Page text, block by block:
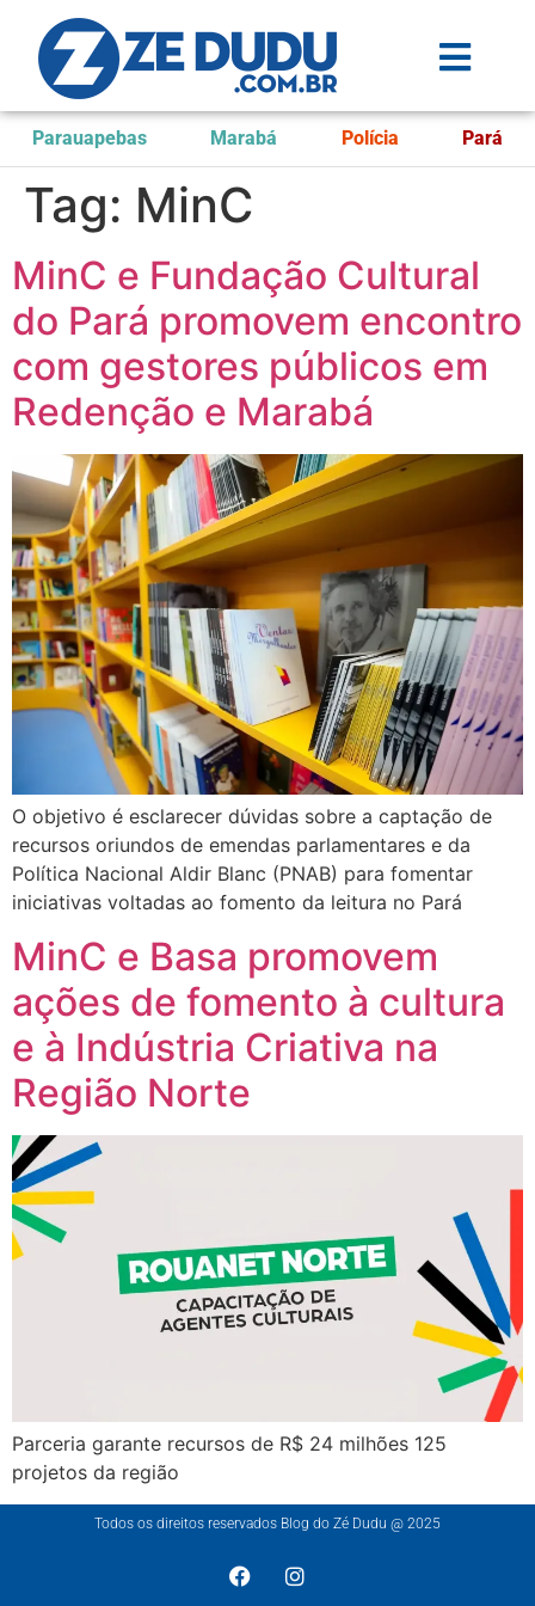
Parauapebas Marabá Polícia Pará
Tag: MinC
MinC e Fundação Cultural
do Pará promovem encontro
com gestores públicos em
Redenção e Marabá
O objetivo é esclarecer dúvidas sobre a captação de
recursos oriundos de emendas parlamentares e da
Política Nacional Aldir Blanc (PNAB) para fomentar
iniciativas voltadas ao fomento da leitura no Pará
MinC e Basa promovem
ações de fomento à cultura
e à Indústria Criativa na
Região Norte
Parceria garante recursos de R$ 24 milhões 125
projetos da região
Todos os direitos reservados Blog do Zé Dudu @ 2025